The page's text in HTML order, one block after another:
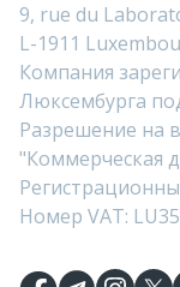
9, rue du
L-1911
Компания
Люксембурга
Разрешение на
"Коммерческая
Номер VAT: